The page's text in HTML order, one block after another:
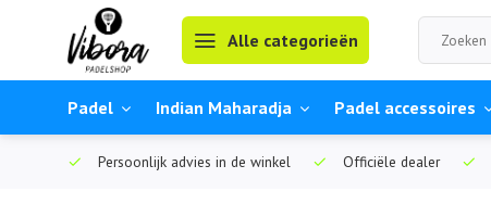
Alle categorieën
Padel Indian Maharadja Padel accessoires
Persoonlijk advies in de winkel Officiële dealer